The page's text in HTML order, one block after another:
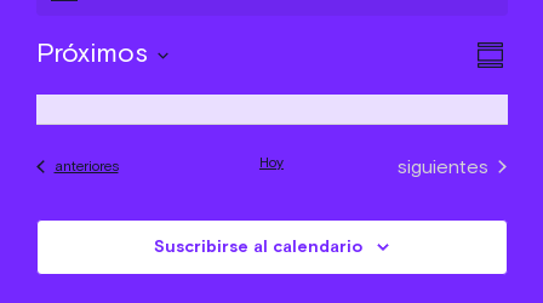
de
de
de
Próximos
Eventos
anteriores Hoy Eventos
siguientes
Suscribirse al calendario